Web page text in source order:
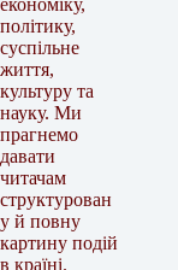
економіку,
політику,
суспільне
життя,
культуру та
науку. Ми
прагнемо
давати
читачам
структурован
у й повну
картину подій
в країні.